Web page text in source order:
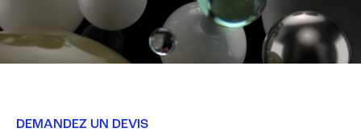
DEMANDEZ UN DEVIS